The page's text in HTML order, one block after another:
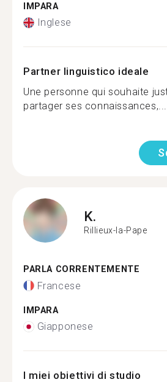
IMPARA
Inglese
Partner linguistico ideale
Une personne qui souhaite
partager ses connaissances,...
K.
Rillieux-la-Pape
PARLA CORRENTEMENTE
Francese
IMPARA
Giapponese
I miei obiettivi di studio